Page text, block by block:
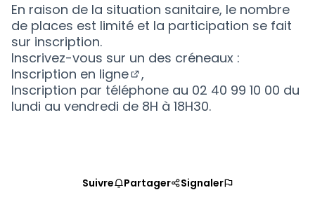
En raison de la situation sanitaire, le nombre
de places est limité et la participation se fait
sur inscription.
Inscrivez-vous sur un des créneaux :
Inscription en ligne
(Nouvelle fenêtre)
,
Inscription par téléphone au 02 40 99 10 00 du
lundi au vendredi de 8H à 18H30.
Suivre Partager Signaler